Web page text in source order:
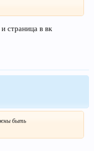
страница в вк
быть